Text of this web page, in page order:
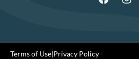
Terms of Use|Privacy Policy